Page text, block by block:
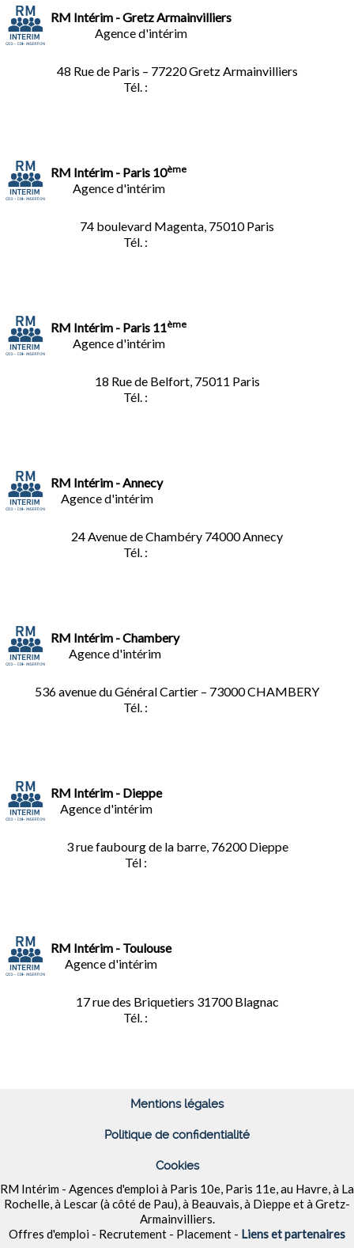
RM Intérim - Gretz Armainvilliers
Agence d'intérim
48 Rue de Paris – 77220 Gretz Armainvilliers
Tél. :
RM Intérim - Paris 10ème
Agence d'intérim
74 boulevard Magenta, 75010 Paris
Tél. :
RM Intérim - Paris 11ème
Agence d'intérim
18 Rue de Belfort, 75011 Paris
Tél. :
RM Intérim - Annecy
Agence d'intérim
24 Avenue de Chambéry 74000 Annecy
Tél. :
RM Intérim - Chambery
Agence d'intérim
536 avenue du Général Cartier – 73000 CHAMBERY
Tél. :
RM Intérim - Dieppe
Agence d'intérim
3 rue faubourg de la barre, 76200 Dieppe
Tél :
RM Intérim - Toulouse
Agence d'intérim
17 rue des Briquetiers 31700 Blagnac
Tél. :
Mentions légales
Politique de confidentialité
Cookies
RM Intérim - Agences d'emploi à Paris 10e, Paris 11e, au Havre, à La
Rochelle, à Lescar (à côté de Pau), à Beauvais, à Dieppe et à Gretz-
Armainvilliers.
Offres d'emploi - Recrutement - Placement - Liens et partenaires